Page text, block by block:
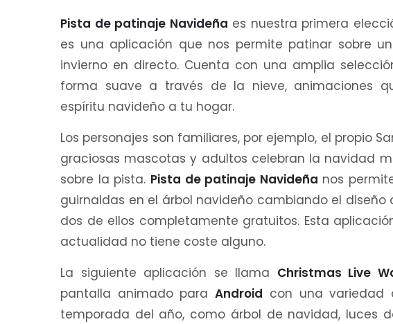
Pista de patinaje Navideña es nuestra primera
es una aplicación que nos permite patinar sobre
invierno en directo. Cuenta con una amplia
forma suave a través de la nieve, animaciones
espíritu navideño a tu hogar.
Los personajes son familiares, por ejemplo, el propio
graciosas mascotas y adultos celebran la navidad
sobre la pista. Pista de patinaje Navideña nos
guirnaldas en el árbol navideño cambiando el
dos de ellos completamente gratuitos. Esta
actualidad no tiene coste alguno.
La siguiente aplicación se llama Christmas Live
pantalla animado paraAndroid con una variedad
temporada del año, como árbol de navidad, luces